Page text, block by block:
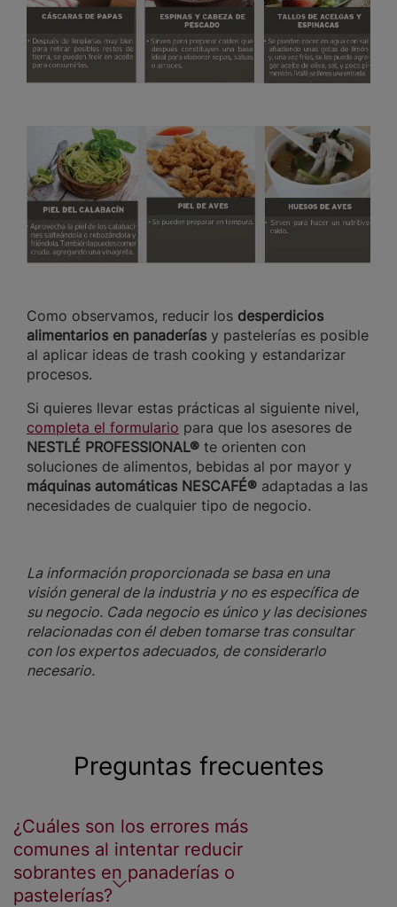
Como observamos, reducir los desperdicios
alimentarios en panaderías y pastelerías es posible
al aplicar ideas de trash cooking y estandarizar
procesos.
Si quieres llevar estas prácticas al siguiente nivel,
completa el formulario para que los asesores de
NESTLÉ PROFESSIONAL® te orienten con
soluciones de alimentos, bebidas al por mayor y
máquinas automáticas NESCAFÉ® adaptadas a las
necesidades de cualquier tipo de negocio.
La información proporcionada se basa en una
visión general de la industria y no es específica de
su negocio. Cada negocio es único y las decisiones
relacionadas con él deben tomarse tras consultar
con los expertos adecuados, de considerarlo
necesario.
Preguntas frecuentes
¿Cuáles son los errores más
comunes al intentar reducir
sobrantes en panaderías o
pastelerías?